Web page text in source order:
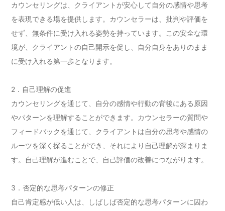
カウンセリングは、クライアントが安心して自分の感情や思考
を表現できる場を提供します。カウンセラーは、批判や評価を
せず、無条件に受け入れる姿勢を持っています。この安全な環
境が、クライアントの自己開示を促し、自分自身をありのまま
に受け入れる第一歩となります。
2．自己理解の促進
カウンセリングを通じて、自分の感情や行動の背後にある原因
やパターンを理解することができます。カウンセラーの質問や
フィードバックを通じて、クライアントは自分の思考や感情の
ルーツを深く探ることができ、それにより自己理解が深まりま
す。自己理解が進むことで、自己評価の改善につながります。
3．否定的な思考パターンの修正
自己肯定感が低い人は、しばしば否定的な思考パターンに囚わ